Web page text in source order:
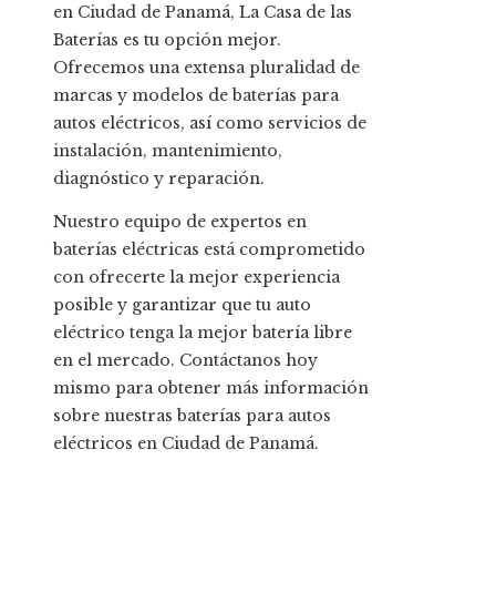
en Ciudad de Panamá, La Casa de las
Baterías es tu opción mejor.
Ofrecemos una extensa pluralidad de
marcas y modelos de baterías para
autos eléctricos, así como servicios de
instalación, mantenimiento,
diagnóstico y reparación.
Nuestro equipo de expertos en
baterías eléctricas está comprometido
con ofrecerte la mejor experiencia
posible y garantizar que tu auto
eléctrico tenga la mejor batería libre
en el mercado. Contáctanos hoy
mismo para obtener más información
sobre nuestras baterías para autos
eléctricos en Ciudad de Panamá.